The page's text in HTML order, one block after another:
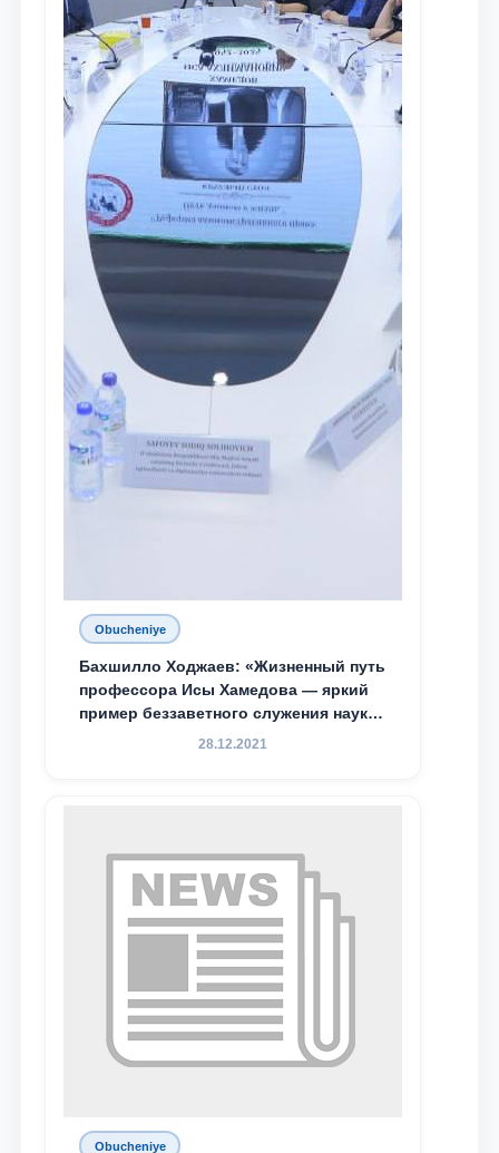
Obucheniye
Бахшилло Ходжаев: «Жизненный путь
профессора Исы Хамедова — яркий
пример беззаветного служения науке,
Родине и воспитанию молодого
28.12.2021
Obucheniye